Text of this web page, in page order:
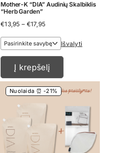
Mother-K “DIA” Audinių Skalbiklis
“Herb Garden”
€13,95 – €17,95Price
€13,95
throughIšvalyti
Į krepšelį
Nuolaida ⏰ -21%